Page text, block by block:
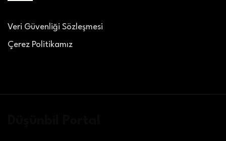
Veri Güvenliği Sözleşmesi
Çerez Politikamız